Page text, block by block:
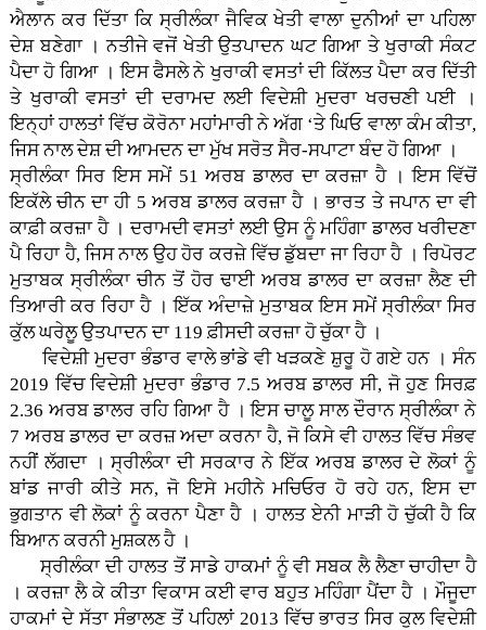
ਐਲਾਨ ਕਰ ਦਿੱਤਾ ਕਿ ਸ੍ਰੀਲੰਕਾ ਜੈਵਿਕ ਖੇਤੀ ਵਾਲਾ ਦੁਨੀਆਂ ਦਾ ਪਹਿਲਾ
ਦੇਸ਼ ਬਣੇਗਾ । ਨਤੀਜੇ ਵਜੋਂ ਖੇਤੀ ਉਤਪਾਦਨ ਘਟ ਗਿਆ ਤੇ ਖੁਰਾਕੀ ਸੰਕਟ
ਪੈਦਾ ਹੋ ਗਿਆ । ਇਸ ਫੈਸਲੇ ਨੇ ਖੁਰਾਕੀ ਵਸਤਾਂ ਦੀ ਕਿੱਲਤ ਪੈਦਾ ਕਰ ਦਿੱਤੀ
ਤੇ ਖੁਰਾਕੀ ਵਸਤਾਂ ਦੀ ਦਰਾਮਦ ਲਈ ਵਿਦੇਸ਼ੀ ਮੁਦਰਾ ਖਰਚਣੀ ਪਈ ।
ਇਨ੍ਹਾਂ ਹਾਲਤਾਂ ਵਿੱਚ ਕੋਰੋਨਾ ਮਹਾਂਮਾਰੀ ਨੇ ਅੱਗ ‘ਤੇ ਘਿਓ ਵਾਲਾ ਕੰਮ ਕੀਤਾ,
ਜਿਸ ਨਾਲ ਦੇਸ਼ ਦੀ ਆਮਦਨ ਦਾ ਮੁੱਖ ਸਰੋਤ ਸੈਰ-ਸਪਾਟਾ ਬੰਦ ਹੋ ਗਿਆ ।
ਸ੍ਰੀਲੰਕਾ ਸਿਰ ਇਸ ਸਮੇਂ 51 ਅਰਬ ਡਾਲਰ ਦਾ ਕਰਜ਼ਾ ਹੈ । ਇਸ ਵਿੱਚੋਂ
ਇਕੱਲੇ ਚੀਨ ਦਾ ਹੀ 5 ਅਰਬ ਡਾਲਰ ਕਰਜ਼ਾ ਹੈ । ਭਾਰਤ ਤੇ ਜਪਾਨ ਦਾ ਵੀ
ਕਾਫ਼ੀ ਕਰਜ਼ਾ ਹੈ । ਦਰਾਮਦੀ ਵਸਤਾਂ ਲਈ ਉਸ ਨੂੰ ਮਹਿੰਗਾ ਡਾਲਰ ਖਰੀਦਣਾ
ਪੈ ਰਿਹਾ ਹੈ, ਜਿਸ ਨਾਲ ਉਹ ਹੋਰ ਕਰਜ਼ੇ ਵਿੱਚ ਡੁੱਬਦਾ ਜਾ ਰਿਹਾ ਹੈ । ਰਿਪੋਰਟ
ਮੁਤਾਬਕ ਸ੍ਰੀਲੰਕਾ ਚੀਨ ਤੋਂ ਹੋਰ ਢਾਈ ਅਰਬ ਡਾਲਰ ਦਾ ਕਰਜ਼ਾ ਲੈਣ ਦੀ
ਤਿਆਰੀ ਕਰ ਰਿਹਾ ਹੈ । ਇੱਕ ਅੰਦਾਜ਼ੇ ਮੁਤਾਬਕ ਇਸ ਸਮੇਂ ਸ੍ਰੀਲੰਕਾ ਸਿਰ
ਕੁੱਲ ਘਰੇਲੂ ਉਤਪਾਦਨ ਦਾ 119 ਫ਼ੀਸਦੀ ਕਰਜ਼ਾ ਹੋ ਚੁੱਕਾ ਹੈ ।
ਵਿਦੇਸ਼ੀ ਮੁਦਰਾ ਭੰਡਾਰ ਵਾਲੇ ਭਾਂਡੇ ਵੀ ਖੜਕਣੇ ਸ਼ੁਰੂ ਹੋ ਗਏ ਹਨ । ਸੰਨ
2019 ਵਿੱਚ ਵਿਦੇਸ਼ੀ ਮੁਦਰਾ ਭੰਡਾਰ 7.5 ਅਰਬ ਡਾਲਰ ਸੀ, ਜੋ ਹੁਣ ਸਿਰਫ਼
2.36 ਅਰਬ ਡਾਲਰ ਰਹਿ ਗਿਆ ਹੈ । ਇਸ ਚਾਲੂ ਸਾਲ ਦੌਰਾਨ ਸ੍ਰੀਲੰਕਾ ਨੇ
7 ਅਰਬ ਡਾਲਰ ਦਾ ਕਰਜ਼ ਅਦਾ ਕਰਨਾ ਹੈ, ਜੋ ਕਿਸੇ ਵੀ ਹਾਲਤ ਵਿੱਚ ਸੰਭਵ
ਨਹੀਂ ਲੱਗਦਾ । ਸ੍ਰੀਲੰਕਾ ਦੀ ਸਰਕਾਰ ਨੇ ਇੱਕ ਅਰਬ ਡਾਲਰ ਦੇ ਲੋਕਾਂ ਨੂੰ
ਬਾਂਡ ਜਾਰੀ ਕੀਤੇ ਸਨ, ਜੋ ਇਸੇ ਮਹੀਨੇ ਮਚਿਓਰ ਹੋ ਰਹੇ ਹਨ, ਇਸ ਦਾ
ਭੁਗਤਾਨ ਵੀ ਲੋਕਾਂ ਨੂੰ ਕਰਨਾ ਪੈਣਾ ਹੈ । ਹਾਲਤ ਏਨੀ ਮਾੜੀ ਹੋ ਚੁੱਕੀ ਹੈ ਕਿ
ਬਿਆਨ ਕਰਨੀ ਮੁਸ਼ਕਲ ਹੈ ।
ਸ੍ਰੀਲੰਕਾ ਦੀ ਹਾਲਤ ਤੋਂ ਸਾਡੇ ਹਾਕਮਾਂ ਨੂੰ ਵੀ ਸਬਕ ਲੈ ਲੈਣਾ ਚਾਹੀਦਾ ਹੈ
। ਕਰਜ਼ਾ ਲੈ ਕੇ ਕੀਤਾ ਵਿਕਾਸ ਕਈ ਵਾਰ ਬਹੁਤ ਮਹਿੰਗਾ ਪੈਂਦਾ ਹੈ । ਮੌਜੂਦਾ
ਹਾਕਮਾਂ ਦੇ ਸੱਤਾ ਸੰਭਾਲਣ ਤੋਂ ਪਹਿਲਾਂ 2013 ਵਿੱਚ ਭਾਰਤ ਸਿਰ ਕੁਲ ਵਿਦੇਸ਼ੀ